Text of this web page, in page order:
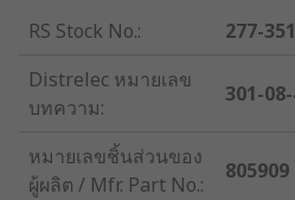
RS Stock No.:
277-
Distrelec หมายเลข
บทความ:
301-
หมายเลขชิ้นส่วนของ
ผู้ผลิต / Mfr. Part No.:
805909